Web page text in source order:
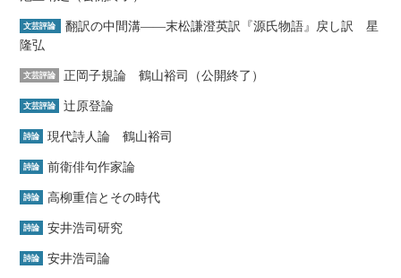
文芸評論
翻訳の中間溝――末松謙澄英訳『源氏物語』戻し訳 星
隆弘
文芸評論 正岡子規論 鶴山裕司（公開終了）
文芸評論 辻原登論
詩論 現代詩人論 鶴山裕司
詩論 前衛俳句作家論
詩論 高柳重信とその時代
詩論 安井浩司研究
詩論 安井浩司論